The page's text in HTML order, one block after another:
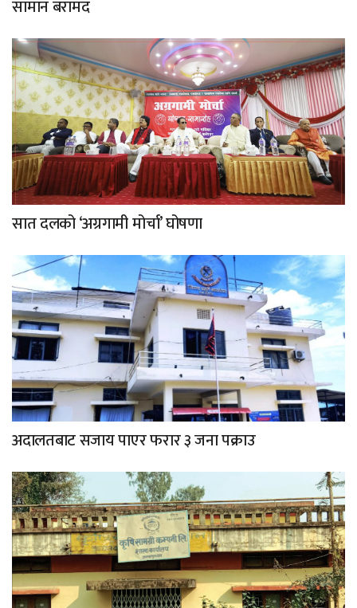
सामान बरामद
सात दलको ‘अग्रगामी मोर्चा’ घोषणा
अदालतबाट सजाय पाएर फरार ३ जना पक्राउ